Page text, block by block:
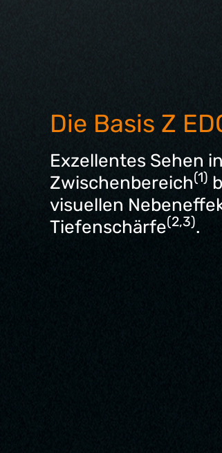
Die Basis Z
Exzellentes Sehen
Zwischenbereich(1)
visuellen
Tiefenschärfe(2,3).